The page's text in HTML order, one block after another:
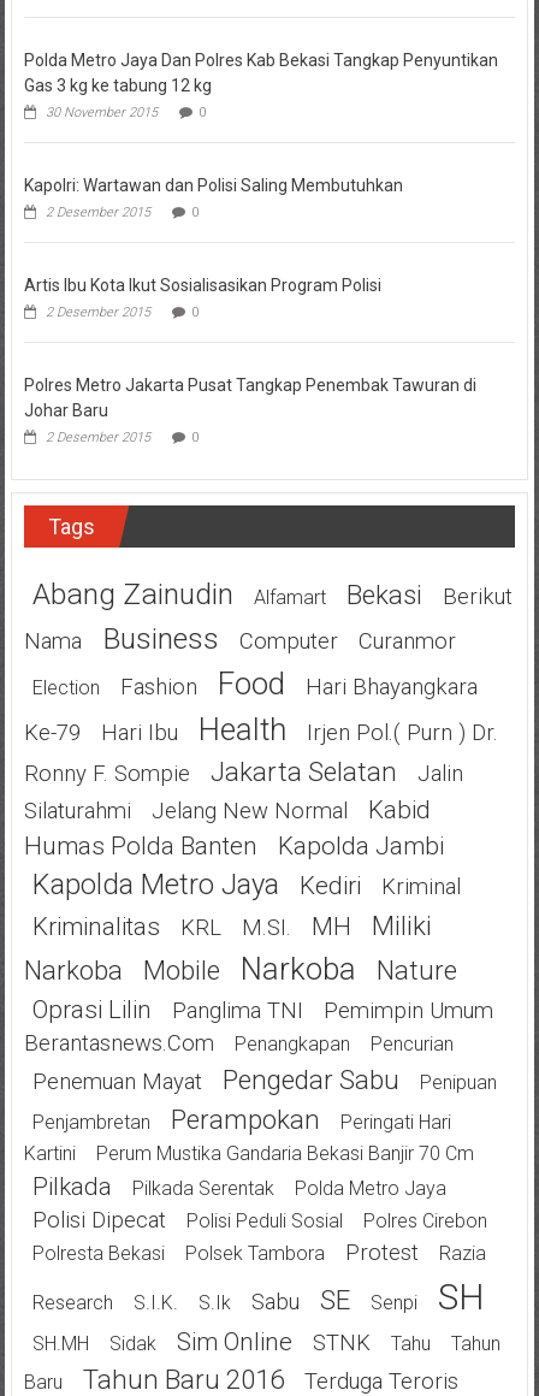
Polda Metro Jaya Dan Polres Kab Bekasi Tangkap Penyuntikan
Gas 3 kg ke tabung 12 kg
30 November 2015 0
Kapolri: Wartawan dan Polisi Saling Membutuhkan
2 Desember 2015 0
Artis Ibu Kota Ikut Sosialisasikan Program Polisi
2 Desember 2015 0
Polres Metro Jakarta Pusat Tangkap Penembak Tawuran di
Johar Baru
2 Desember 2015 0
Tags
Abang Zainudin Alfamart Bekasi
Berikut
Nama
Business Computer Curanmor
Election Fashion Food
Hari Bhayangkara
Ke-79
Hari Ibu Health
Irjen Pol.( Purn ) Dr.
Ronny F. Sompie
Jakarta Selatan
Jalin
Silaturahmi
Jelang New Normal
Kabid
Humas Polda Banten
Kapolda Jambi
Kapolda Metro Jaya Kediri Kriminal
Kriminalitas KRL M.SI. MH
Miliki
Narkoba
Mobile Narkoba Nature
Oprasi Lilin Panglima TNI
Pemimpin Umum
Berantasnews.com
Penangkapan Pencurian
Penemuan Mayat Pengedar Sabu
Penipuan
Penjambretan
Perampokan
Peringati Hari
Kartini
Perum Mustika Gandaria Bekasi Banjir 70 Cm
Pilkada Pilkada Serentak Polda Metro Jaya
Polisi Dipecat Polisi Peduli Sosial
Polres Cirebon
Polresta Bekasi
Polsek Tambora Protest Razia
Research S.I.K. S.Ik Sabu SE Senpi SH
SH.MH Sidak Sim Online STNK Tahu
Tahun
Baru
Tahun Baru 2016
Terduga Teroris